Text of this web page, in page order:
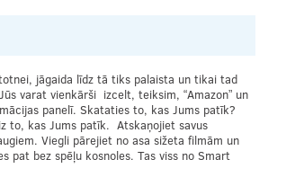
jāgaida līdz tā tiks palaista un tikai tad
varat vienkārši izcelt, teiksim, “Amazon” un
panelī. Skataties to, kas Jums patīk?
to, kas Jums patīk. Atskaņojiet savus
Viegli pārejiet no asa sižeta filmām un
pat bez spēļu kosnoles. Tas viss no Smart